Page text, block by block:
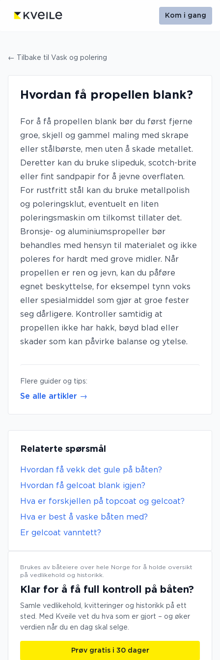
Kom i gang
← Tilbake til Vask og polering
Hvordan få propellen blank?
For å få propellen blank bør du først fjerne
groe, skjell og gammel maling med skrape
eller stålbørste, men uten å skade metallet.
Deretter kan du bruke slipeduk, scotch-brite
eller fint sandpapir for å jevne overflaten.
For rustfritt stål kan du bruke metallpolish
og poleringsklut, eventuelt en liten
poleringsmaskin om tilkomst tillater det.
Bronsje- og aluminiumspropeller bør
behandles med hensyn til materialet og ikke
poleres for hardt med grove midler. Når
propellen er ren og jevn, kan du påføre
egnet beskyttelse, for eksempel tynn voks
eller spesialmiddel som gjør at groe fester
seg dårligere. Kontroller samtidig at
propellen ikke har hakk, bøyd blad eller
skader som kan påvirke balanse og ytelse.
Flere guider og tips:
Se alle artikler →
Relaterte spørsmål
Hvordan få vekk det gule på båten?
Hvordan få gelcoat blank igjen?
Hva er forskjellen på topcoat og gelcoat?
Hva er best å vaske båten med?
Er gelcoat vanntett?
Brukes av båteiere over hele Norge for å holde oversikt
på vedlikehold og historikk.
Klar for å få full kontroll på båten?
Samle vedlikehold, kvitteringer og historikk på ett
sted. Med Kveile vet du hva som er gjort – og øker
verdien når du en dag skal selge.
Prøv gratis i 30 dager